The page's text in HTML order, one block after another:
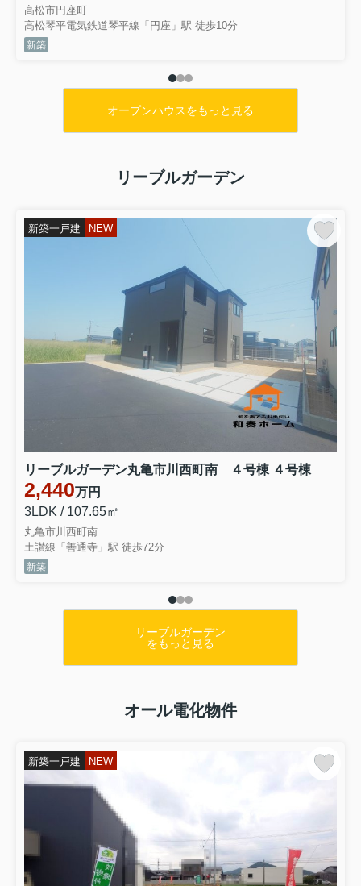
高松市円座町
高松琴平電気鉄道琴平線「円座」駅 徒歩10分
新築
オープンハウスをもっと見る
リーブルガーデン
新築一戸建 NEW
リーブルガーデン丸亀市川西町南 ４号棟 ４号棟
2,440万円
3LDK / 107.65㎡
丸亀市川西町南
土讃線「善通寺」駅 徒歩72分
新築
リーブルガーデン
をもっと見る
オール電化物件
新築一戸建 NEW